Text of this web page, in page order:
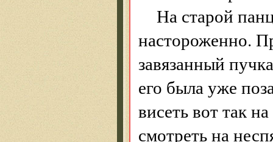
На старой
настороженно.
завязанный
его была уже
висеть вот так
смотреть на